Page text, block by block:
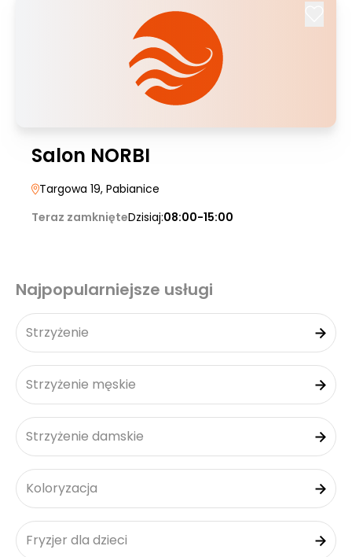
Salon NORBI
Targowa 19, Pabianice
Teraz zamknięteDzisiaj:08:00-15:00
Najpopularniejsze usługi
Strzyżenie
Strzyżenie męskie
Strzyżenie damskie
Koloryzacja
Fryzjer dla dzieci